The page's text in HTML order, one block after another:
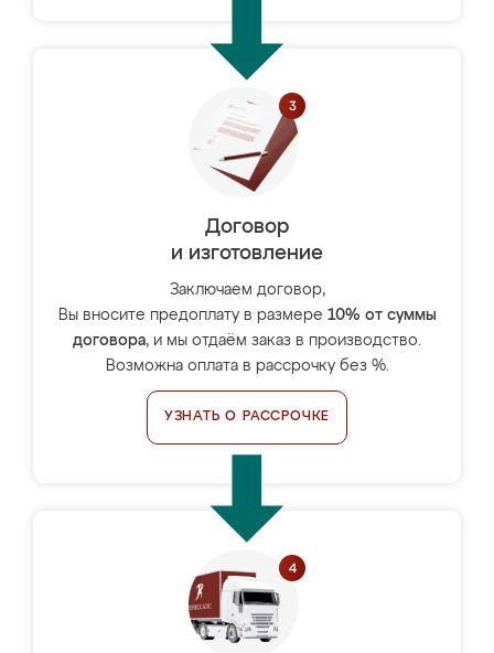
Договор
и изготовление
Заключаем договор,
Вы вносите предоплату в размере 10% от суммы
договора, и мы отдаём заказ в производство.
Возможна оплата в рассрочку без %.
УЗНАТЬ О РАССРОЧКЕ